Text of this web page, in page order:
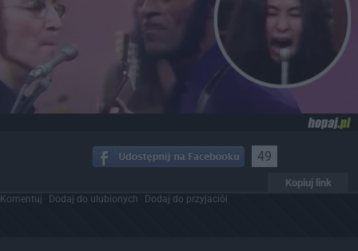
49
Kopiuj link
Komentuj Dodaj do ulubionych Dodaj do przyjaciół